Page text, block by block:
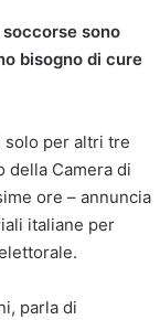
sono
bisogno di cure
solo per altri tre
della Camera di
ore – annuncia
italiane per
parla di